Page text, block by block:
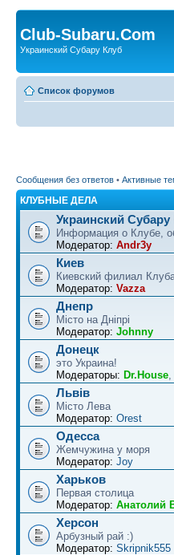
Club-Subaru.Com
Украинский Субару Клуб
Список форумов
Сообщения без ответов • Активные
КЛУБНЫЕ ДЕЛА
Украинский Субару
Информация о Клубе,
Модератор: Andr3y
Киев
Киевский филиал
Модератор: Vazza
Днепр
Місто на Дніпрі
Модератор: Johnny
Донецк
это Украина!
Модераторы: Dr.House,
Львів
Місто Лева
Модератор: Orest
Одесса
Жемчужина у моря
Модератор: Joy
Харьков
Первая столица
Модератор: Анатолий
Херсон
Арбузный рай :)
Модератор: Skripnik555